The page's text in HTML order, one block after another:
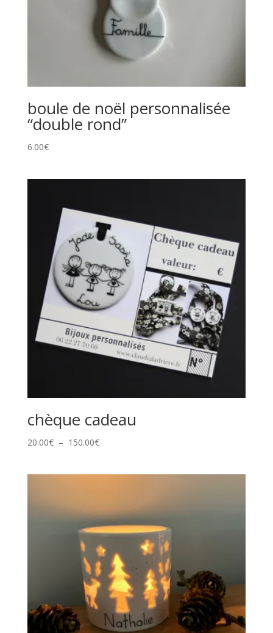
boule de noël personnalisée
“double rond”
6.00€
chèque cadeau
20.00€ – 150.00€Plage
150.00€